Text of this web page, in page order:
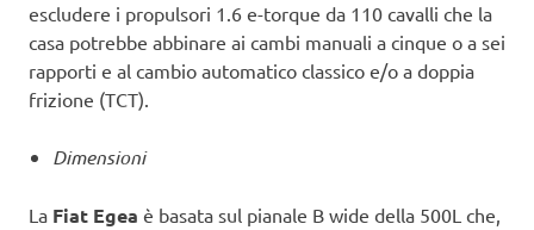
escludere i propulsori 1.6 e-torque da 110 cavalli che la
casa potrebbe abbinare ai cambi manuali a cinque o a sei
rapporti e al cambio automatico classico e/o a doppia
frizione (TCT).
Dimensioni
La Fiat Egea è basata sul pianale B wide della 500L che,